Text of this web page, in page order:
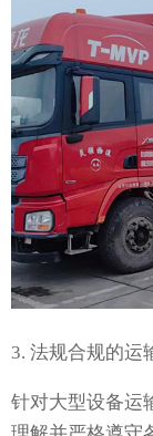
3. 法规合规的运
针对大型设备运